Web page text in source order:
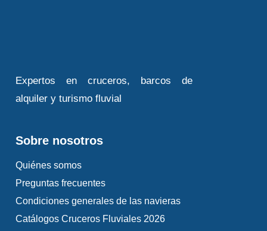
Premium 8/10
Descubre el barco
Expertos en cruceros, barcos de
alquiler y turismo fluvial
Sobre nosotros
Quiénes somos
Preguntas frecuentes
Condiciones generales de las navieras
Catálogos Cruceros Fluviales 2026